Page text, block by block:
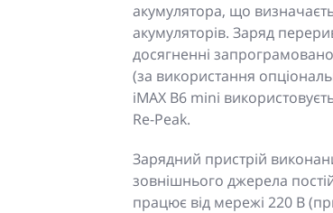
акумулятора, що
акумуляторів. Заряд
досягненні
(за використання
iMAX B6 mini
Re-Peak.
Зарядний пристрій
зовнішнього джерела
працює від мережі 220 В